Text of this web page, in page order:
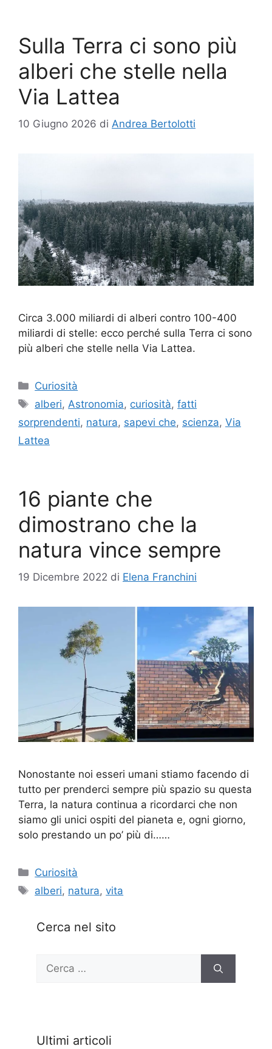
Sulla Terra ci sono più
alberi che stelle nella
Via Lattea
10 Giugno 2026 di Andrea Bertolotti
Circa 3.000 miliardi di alberi contro 100-400
miliardi di stelle: ecco perché sulla Terra ci sono
più alberi che stelle nella Via Lattea.
Categorie
Curiosità
Tag
alberi,Astronomia, curiosità,fatti
sorprendenti, natura, sapevi che, scienza, Via
Lattea
16 piante che
dimostrano che la
natura vince sempre
19 Dicembre 2022 di Elena Franchini
Nonostante noi esseri umani stiamo facendo di
tutto per prenderci sempre più spazio su questa
Terra, la natura continua a ricordarci che non
siamo gli unici ospiti del pianeta e, ogni giorno,
solo prestando un po’ più di……
Categorie
Curiosità
Tag
alberi, natura,vita
Cerca nel sito
Ricerca
Ultimi articoli